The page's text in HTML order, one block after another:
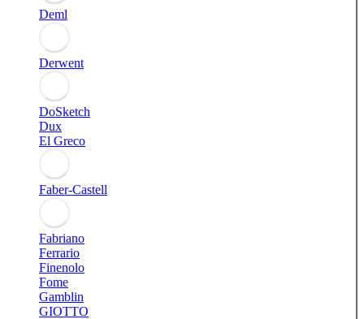
Deml
Derwent
DoSketch
Dux
El Greco
Faber-Castell
Fabriano
Ferrario
Finenolo
Fome
Gamblin
GIOTTO